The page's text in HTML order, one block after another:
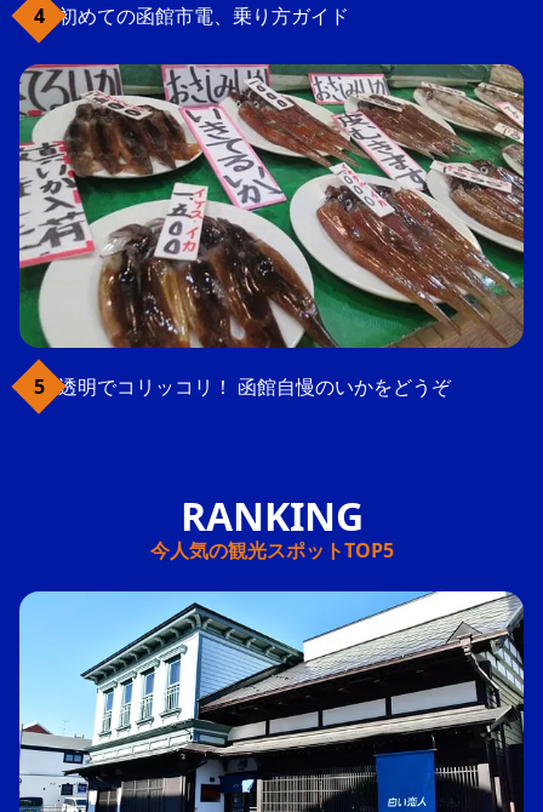
初めての函館市電、乗り方ガイド
透明でコリッコリ！ 函館自慢のいかをどうぞ
今人気の観光スポットTOP5